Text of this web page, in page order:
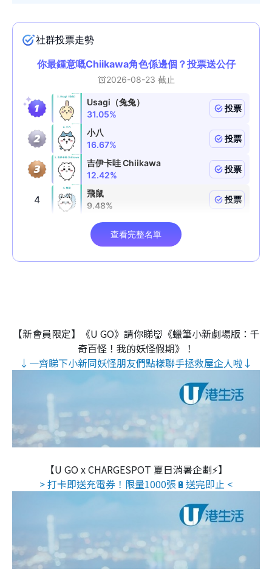
【新會員限定】《U GO》請你睇👹《蠟筆小新劇場版：千
奇百怪！我的妖怪假期》！
↓一齊睇下小新同妖怪朋友們點樣聯手拯救屋企人啦↓
【U GO x CHARGESPOT 夏日消暑企劃⚡】
> 打卡即送充電券！限量1000張🔋送完即止 <